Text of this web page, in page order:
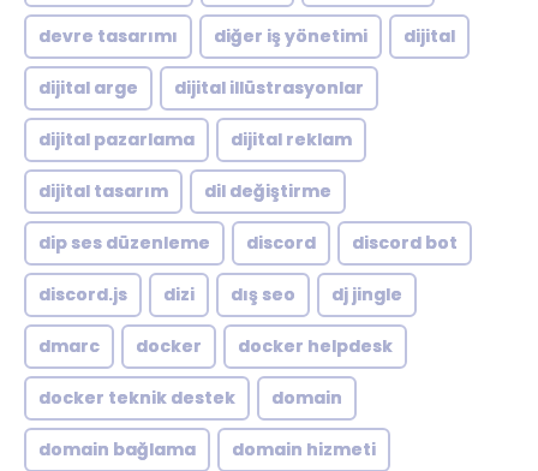
devre tasarımı diğer iş yönetimi dijital
dijital arge dijital illüstrasyonlar
dijital pazarlama dijital reklam
dijital tasarım dil değiştirme
dip ses düzenleme discord discord bot
discord.js dizi dış seo dj jingle
dmarc docker docker helpdesk
docker teknik destek domain
domain bağlama domain hizmeti